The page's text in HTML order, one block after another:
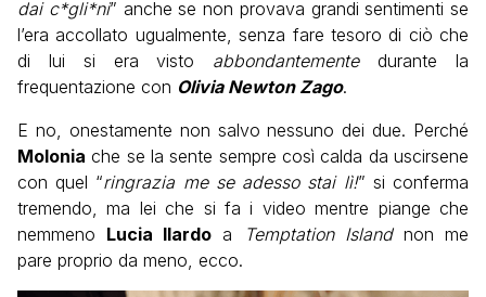
dai c*gli*ni” anche se non provava grandi sentimenti se
l’era accollato ugualmente, senza fare tesoro di ciò che
di lui si era visto abbondantementedurante la
frequentazione con Olivia Newton Zago.
E no, onestamente non salvo nessuno dei due. Perché
Molonia che se la sente sempre così calda da uscirsene
con quel “ringrazia me se adesso stai lì!” si conferma
tremendo, ma lei che si fa i video mentre piange che
nemmeno Lucia Ilardo a Temptation Islandnon me
pare proprio da meno, ecco.